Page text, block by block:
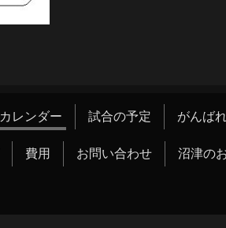
カレンダー 試合の予定 がんば
費用 お問い合わせ 沼津の